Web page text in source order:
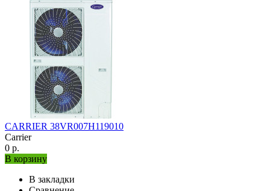
CARRIER 38VR007H119010
Carrier
0 р.
В корзину
В закладки